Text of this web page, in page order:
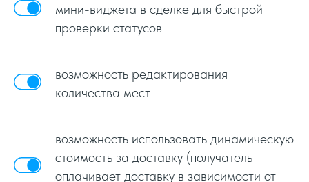
мини-виджета в сделке для быстрой
проверки статусов
возможность редактирования
количества мест
возможность использовать динамическую
стоимость за доставку (получатель
оплачивает доставку в зависимости от